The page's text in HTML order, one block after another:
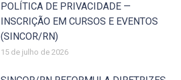
POLÍTICA DE PRIVACIDADE —
INSCRIÇÃO EM CURSOS E EVENTOS
(SINCOR/RN)
15 de julho de 2026